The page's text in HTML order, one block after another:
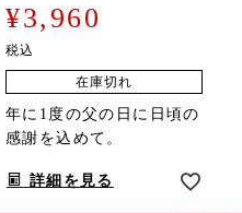
¥3,960
税込
在庫切れ
年に1度の父の日に日頃の
感謝を込めて。
詳細を見る